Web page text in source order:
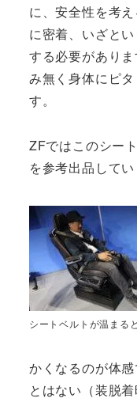
に、安全性を考
に密着、いざと
する必要があり
み無く身体にピ
す。
ZFではこのシー
を参考出品してい
シートベルトが温まる
かくなるのが体
とはない（装脱